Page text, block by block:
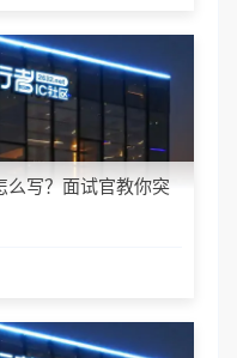
么写？面试官教你突